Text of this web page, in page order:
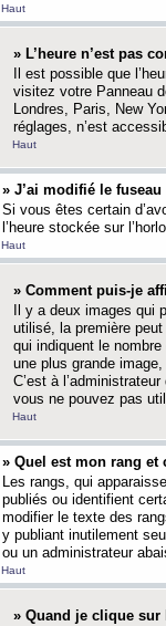
Haut
» L’heure n’est pas
Il est possible que
visitez votre Panneau
Londres, Paris, New
réglages, n’est
Haut
» J’ai modifié le
Si vous êtes certain
l’heure stockée sur
Haut
» Comment puis-je
Il y a deux images qui
utilisé, la première
qui indiquent le
une plus grande
C’est à
vous ne pouvez pas
Haut
» Quel est mon rang
Les rangs, qui
publiés ou identifient
modifier le texte des
y publiant inutilement
ou un administrateur
Haut
» Quand je clique sur